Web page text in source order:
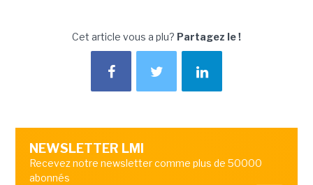
Cet article vous a plu? Partagez le !
NEWSLETTER LMI
Recevez notre newsletter comme plus de 50000
abonnés